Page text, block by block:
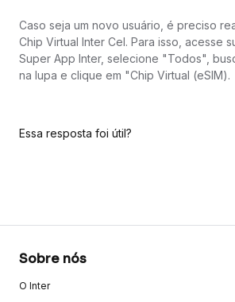
Caso seja um novo usuário, é preciso
Chip Virtual Inter Cel. Para isso, acesse
Super App Inter, selecione "Todos",
na lupa e clique em "Chip Virtual (eSIM).
Essa resposta foi útil?
Sobre nós
O Inter